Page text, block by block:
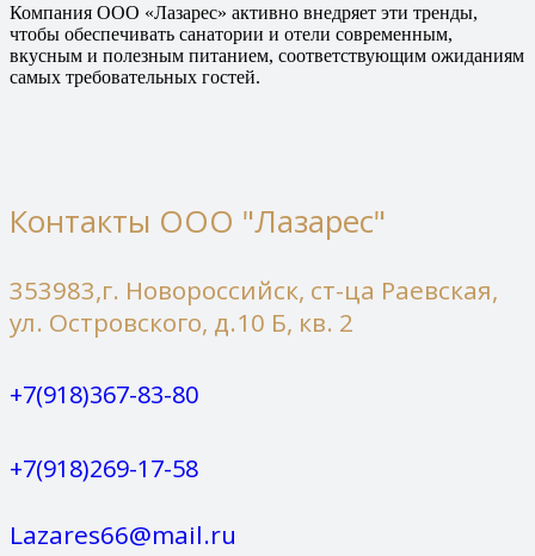
Компания ООО «Лазарес» активно внедряет эти тренды,
чтобы обеспечивать санатории и отели современным,
вкусным и полезным питанием, соответствующим ожиданиям
самых требовательных гостей.
Контакты ООО "Лазарес"
353983,г. Новороссийск, ст-ца Раевская,
ул. Островского, д.10 Б, кв. 2
+7(918)367-83-80
+7(918)269-17-58
Lazares66@mail.ru